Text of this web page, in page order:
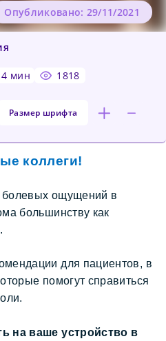
4 мин 1818
Размер шрифта
Опубликовано: 29/11/2021
коллеги!
ощущений в
большинству как
для пациентов, в
помогут справиться
на ваше устройство в